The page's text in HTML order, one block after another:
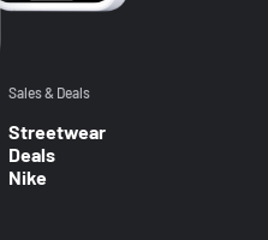
Sales & Deals
Streetwear
Deals
Nike